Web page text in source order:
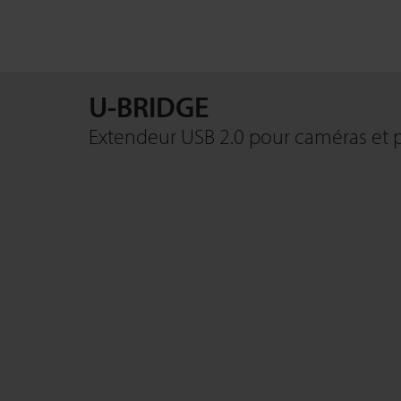
U-BRIDGE
Extendeur USB 2.0 pour caméras et